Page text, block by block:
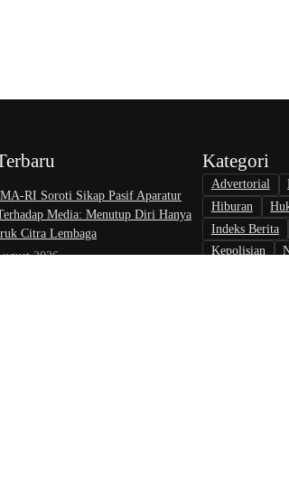
RI Soroti Sikap Pasif Aparatur
Media: Menutup Diri Hanya
Citra Lembaga
2026
Kategori
Advertorial
Hiburan
Indeks Berita
Kepolisian